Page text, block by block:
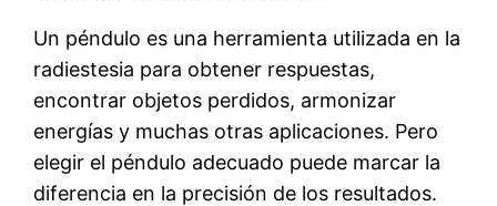
Un péndulo es una herramienta utilizada en la
radiestesia para obtener respuestas,
encontrar objetos perdidos, armonizar
energías y muchas otras aplicaciones. Pero
elegir el péndulo adecuado puede marcar la
diferencia en la precisión de los resultados.